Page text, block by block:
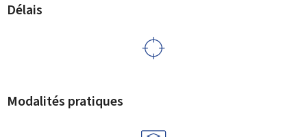
Délais
Modalités pratiques